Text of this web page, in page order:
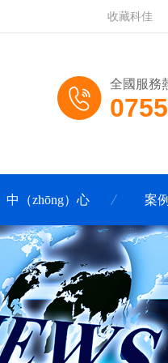
收藏科佳
全國服務
中（zhōng）心 案